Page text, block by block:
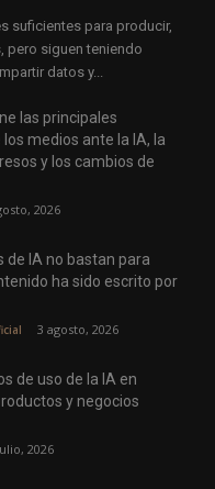
suficientes para producir,
pero siguen teniendo
datos y...
las principales
medios ante la IA, la
y los cambios de
2026
de IA no bastan para
ha sido escrito por
3 agosto, 2026
de uso de la IA en
y negocios
2026